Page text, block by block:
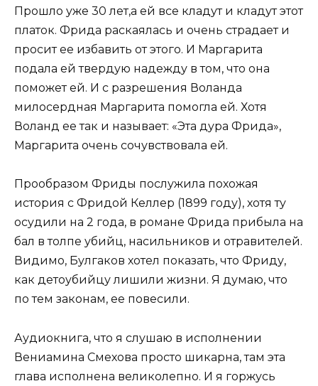
Прошло уже 30 лет,а ей все кладут и кладут этот
платок. Фрида раскаялась и очень страдает и
просит ее избавить от этого. И Маргарита
подала ей твердую надежду в том, что она
поможет ей. И с разрешения Воланда
милосердная Маргарита помогла ей. Хотя
Воланд ее так и называет: «Эта дура Фрида»,
Маргарита очень сочувствовала ей.
Прообразом Фриды послужила похожая
история с Фридой Келлер (1899 году), хотя ту
осудили на 2 года, в романе Фрида прибыла на
бал в толпе убийц, насильников и отравителей.
Видимо, Булгаков хотел показать, что Фриду,
как детоубийцу лишили жизни. Я думаю, что
по тем законам, ее повесили.
Аудиокнига, что я слушаю в исполнении
Вениамина Смехова просто шикарна, там эта
глава исполнена великолепно. И я горжусь